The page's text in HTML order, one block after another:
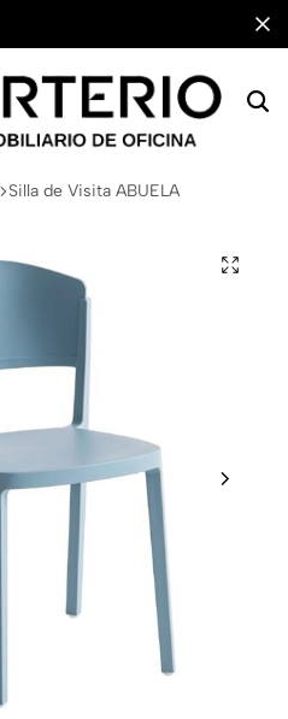
Silla de Visita ABUELA